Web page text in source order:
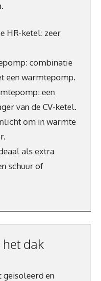
HR-ketel: zeer
combinatie
een warmtepomp.
een
van de CV-ketel.
om in warmte
als extra
schuur of
dak
geïsoleerd en